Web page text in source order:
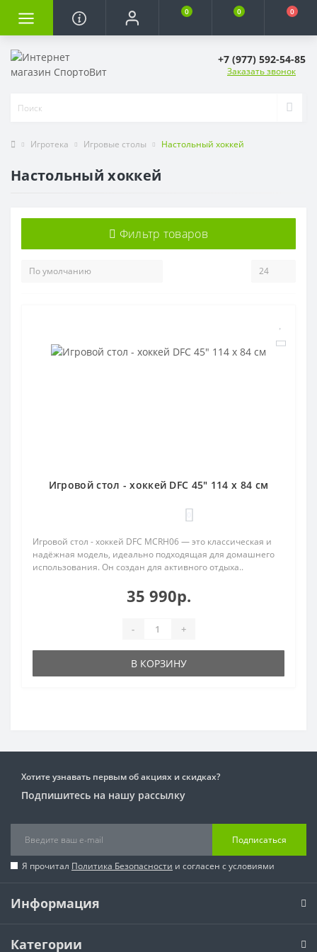
0 0 0
+7 (977) 592-54-85
Заказать звонок
Игротека Игровые столы Настольный хоккей
Настольный хоккей
Фильтр товаров
Игровой стол - хоккей DFC 45" 114 х 84 см
Игровой стол - хоккей DFC MCRH06 — это классическая и
надёжная модель, идеально подходящая для домашнего
использования. Он создан для активного отдыха..
35 990р.
- +
В КОРЗИНУ
Хотите узнавать первым об акциях и скидках?
Подпишитесь на нашу рассылку
Подписаться
Я прочитал Политика Безопасности и согласен с условиями
Информация
Категории